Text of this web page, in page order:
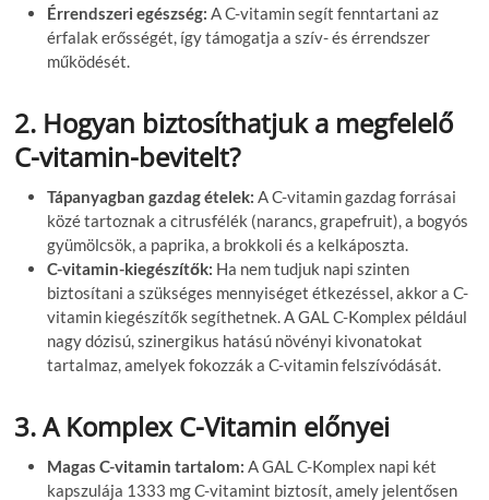
Érrendszeri egészség: A C-vitamin segít fenntartani az
érfalak erősségét, így támogatja a szív- és érrendszer
működését.
2. Hogyan biztosíthatjuk a megfelelő
C-vitamin-bevitelt?
Tápanyagban gazdag ételek: A C-vitamin gazdag forrásai
közé tartoznak a citrusfélék (narancs, grapefruit), a bogyós
gyümölcsök, a paprika, a brokkoli és a kelkáposzta.
C-vitamin-kiegészítők: Ha nem tudjuk napi szinten
biztosítani a szükséges mennyiséget étkezéssel, akkor a C-
vitamin kiegészítők segíthetnek. A GAL C-Komplex például
nagy dózisú, szinergikus hatású növényi kivonatokat
tartalmaz, amelyek fokozzák a C-vitamin felszívódását.
3. A Komplex C-Vitamin előnyei
Magas C-vitamin tartalom: A GAL C-Komplex napi két
kapszulája 1333 mg C-vitamint biztosít, amely jelentősen